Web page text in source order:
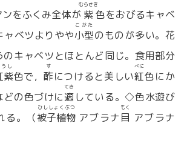
をふくみ全体が 紫
むらさき
色をおびるキャベ
ャベツよりやや小型
こがた
のものが多い。花
のキャベツとほとんど同じ。食用部分
紫
し
色で， 酢
す
につけると美しい紅
べに
色にか
の色づけに適
てき
している。◇色水遊び
る。（被子植物
ひししょくぶつ
アブラナ目
もく
アブラナ